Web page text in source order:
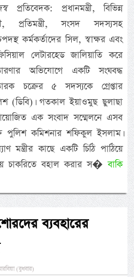
প্রতিবেদক: প্রধানমন্ত্রী, বিভিন্ন
প্রতিমন্ত্রী, সংসদ সদস্যসহ
কর্মকর্তাদের সিল, স্বাক্ষর এবং
লেটারহেড জালিয়াতি করে
অভিযোগে একটি সংঘবদ্ধ
চক্রের ৫ সদস্যকে গ্রেপ্তার
(ডিবি)। গতকাল ইয়াওমুছ ছুলাছা
এক সংবাদ সম্মেলনে এসব
পুলিশ কমিশনার শফিকুল ইসলাম।
মন্ত্রীর কাছে একটি চিঠি পাঠিয়ে
চাকরিতে বহাল করার স�বাকি
ব্যবহারের
(বুধবার)